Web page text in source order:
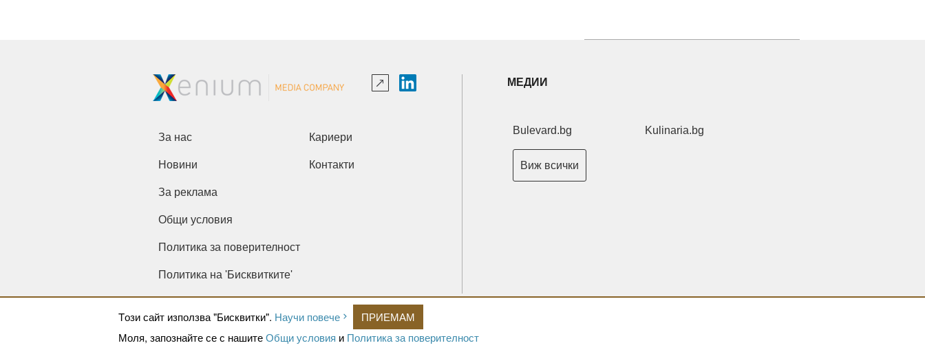
Tози сайт използва "Бисквитки". Научи повече
ПРИЕМАМ
Моля, запознайте се с нашитеОбщи условия и Политика за поверителност
За нас Кариери
Новини Контакти
За реклама
Общи условия
Политика за поверителност
Политика на 'Бисквитките'
МЕДИИ
Bulevard.bg Kulinaria.bg
Виж всички
Copyright © 2026 Ксениум ООД. Всички права запазени.